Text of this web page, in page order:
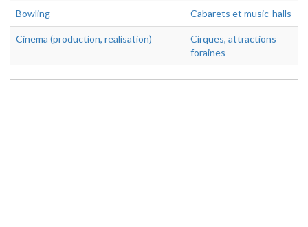
Bowling Cabarets et music-halls
Cinema (production, realisation)
Cirques, attractions
foraines